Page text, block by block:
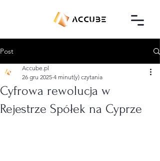
Post
Cyfrowa rewolucja w
Rejestrze Spółek na Cyprze
Accube.pl
26 gru 2025 4 minut(y) czytania